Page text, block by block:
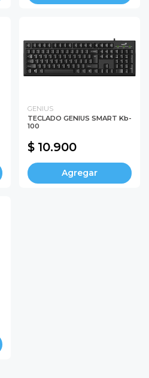
GENIUS
TECLADO GENIUS SMART Kb-
100
$ 10.900
Agregar